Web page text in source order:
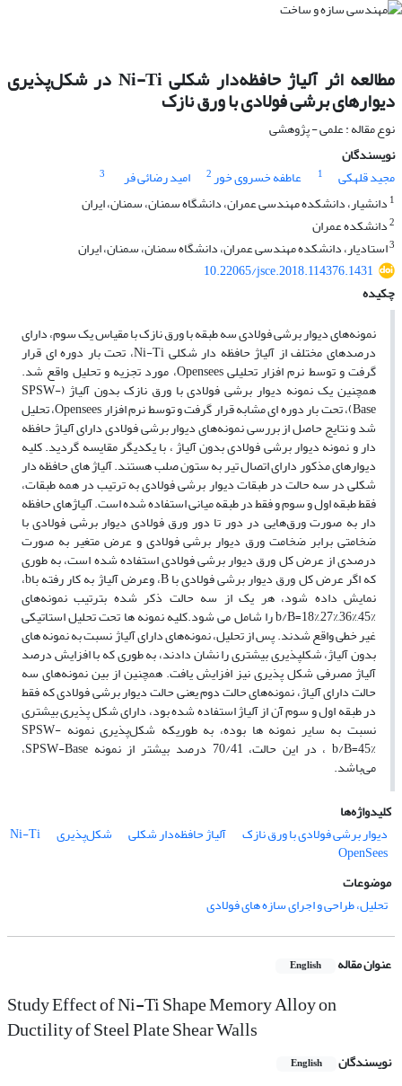
مطالعه اثر آلیاژ حافظه‌دار شکلی Ni-Ti در شکل‌پذیری
دیوارهای برشی فولادی با ورق نازک
نوع مقاله : علمی - پژوهشی
نویسندگان
مجید قلهکی
1 عاطفه خسروی خور2 امید رضائی فر
3
1 دانشیار، دانشکده مهندسی عمران، دانشگاه سمنان، سمنان، ایران
2دانشکده عمران
3استادیار، دانشکده مهندسی عمران، دانشگاه سمنان، سمنان، ایران
10.22065/jsce.2018.114376.1431
چکیده
نمونه‌های دیوار برشی فولادی سه طبقه با ورق نازک با مقیاس یک سوم، دارای
درصدهای مختلف از آلیاژ حافظه دار شکلی Ni-Ti، تحت بار دوره ای قرار
گرفت و توسط نرم افزار تحلیلی Opensees، مورد تجزیه و تحلیل واقع شد.
همچنین یک نمونه دیوار برشی فولادی با ورق نازک بدون آلیاژ (SPSW-
Base)، تحت بار دوره ای مشابه قرار گرفت و توسط نرم افزار Opensees، تحلیل
شد و نتایج حاصل از بررسی نمونه‌های دیوار برشی فولادی دارای آلیاژ حافظه
دار و نمونه دیوار برشی فولادی بدون آلیاژ ، با یکدیگر مقایسه گردید. کلیه
دیوارهای مذکور دارای اتصال تیر به ستون صلب هستند. آلیاژ های حافظه دار
شکلی در سه حالت در طبقات دیوار برشی فولادی به ترتیب در همه طبقات،
فقط طبقه اول و سوم و فقط در طبقه میانی استفاده شده است. آلیاژهای حافظه
دار به صورت ورق‌هایی در دور تا دور ورق فولادی دیوار برشی فولادی با
ضخامتی برابر ضخامت ورق دیوار برشی فولادی و عرض متغیر به صورت
درصدی از عرض کل ورق دیوار برشی فولادی استفاده شده است، به طوری
که اگر عرض کل ورق دیوار برشی فولادی با B، وعرض آلیاژ به کار رفته باb،
نمایش داده شود، هر یک از سه حالت ذکر شده بترتیب نمونه‌های
b/B=18%,27%,36%,45% را شامل می شود.کلیه نمونه ها تحت تحلیل استاتیکی
غیر خطی واقع شدند. پس از تحلیل، نمونه‌های دارای آلیاژ نسبت به نمونه ‌های
بدون آلیاژ، شکلپذیری بیشتری را نشان دادند، به طوری که با افزایش درصد
آلیاژ مصرفی شکل پذیری نیز افزایش یافت. همچنین از بین نمونه‌های سه
حالت دارای آلیاژ، نمونه‌های حالت دوم یعنی حالت دیوار برشی فولادی که فقط
در طبقه اول و سوم آن از آلیاژ استفاده شده بود، دارای شکل پذیری بیشتری
نسبت به سایر نمونه ها بوده، به طوریکه شکل‌پذیری نمونه SPSW-
b/B=45% ، در این حالت، 70/41 درصد بیشتر از نمونه SPSW-Base،
می‌باشد.
کلیدواژه‌ها
دیوار برشی فولادی با ورق نازک
آلیاژ حافظه‌دار شکلی شکل‌پذیری Ni-Ti
OpenSees
موضوعات
تحلیل، طراحی و اجرای سازه های فولادی
عنوان مقاله English
Study Effect of Ni-Ti Shape Memory Alloy on
Ductility of Steel Plate Shear Walls
نویسندگان English